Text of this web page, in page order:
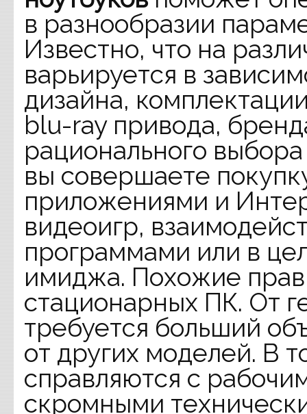
в разнообразии
Известно, что на
варьируется в
дизайна,
blu-ray привода,
рационального
вы совершаете
приложениями и
видеоигр,
программами или в
имиджа. Похожие
стационарных ПК. От
требуется больший
от других моделей. В
справляются с
скромными